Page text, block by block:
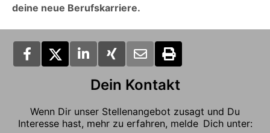
deine neue Berufskarriere.
Dein Kontakt
Wenn Dir unser Stellenangebot zusagt und Du
Interesse hast, mehr zu erfahren, melde Dich unter: